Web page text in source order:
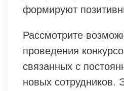
формируют
Рассмотрите
проведения
связанных с
новых сотрудников.